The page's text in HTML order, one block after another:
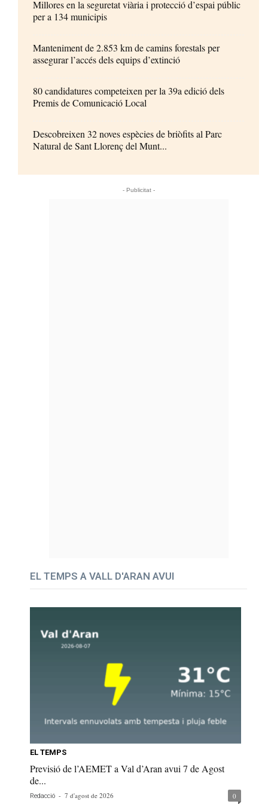
Millores en la seguretat viària i protecció d’espai públic
per a 134 municipis
Manteniment de 2.853 km de camins forestals per
assegurar l’accés dels equips d’extinció
80 candidatures competeixen per la 39a edició dels
Premis de Comunicació Local
Descobreixen 32 noves espècies de briòfits al Parc
Natural de Sant Llorenç del Munt...
- Publicitat -
EL TEMPS A VALL D'ARAN AVUI
EL TEMPS
Previsió de l’AEMET a Val d’Aran avui 7 de Agost
de...
Redacció - 7 d'agost de 2026 0